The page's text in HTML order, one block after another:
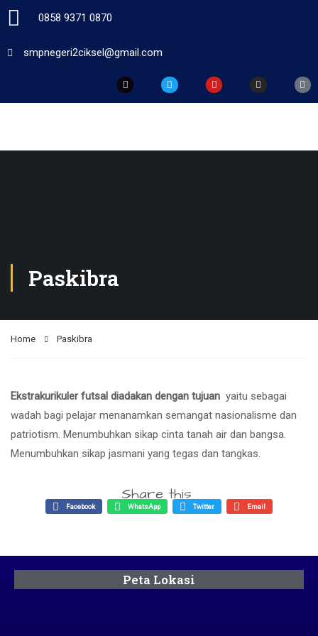
0858 9371 0870
smpnegeri2ciksel@gmail.com
Paskibra
Home Paskibra
Ekstrakurikuler futsal diadakan dengan tujuan yaitu sebagai
wadah bagi pelajar menanamkan semangat nasionalisme dan
patriotism. Menumbuhkan sikap cinta tanah air dan bangsa.
Menumbuhkan sikap jasmani yang tegas dan tangkas.
Share this
Facebook WhatsApp Twitter Email
Peta Lokasi